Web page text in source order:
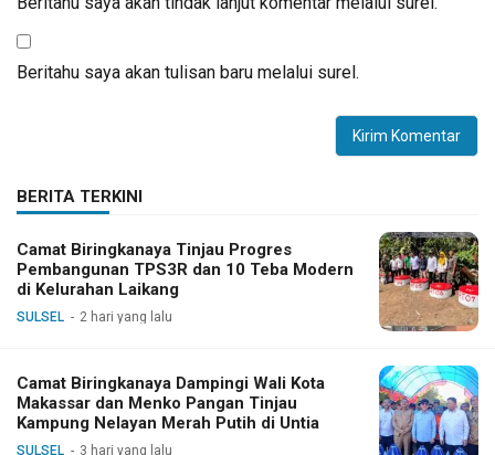
Beritahu saya akan tulisan baru melalui surel.
BERITA TERKINI
Camat Biringkanaya Tinjau Progres
Pembangunan TPS3R dan 10 Teba Modern
di Kelurahan Laikang
SULSEL 2 hari yang lalu
Camat Biringkanaya Dampingi Wali Kota
Makassar dan Menko Pangan Tinjau
Kampung Nelayan Merah Putih di Untia
SULSEL 3 hari yang lalu